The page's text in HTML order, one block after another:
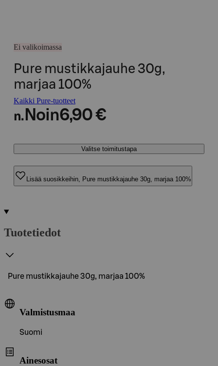
Ei valikoimassa
Pure mustikkajauhe 30g,
marjaa 100%
Kaikki Pure-tuotteet
n. Noin6,90 €
Valitse toimitustapa
Lisää suosikkeihin, Pure mustikkajauhe 30g, marjaa 100%
Tuotetiedot
Pure mustikkajauhe 30g, marjaa 100%
Valmistusmaa
Suomi
Ainesosat